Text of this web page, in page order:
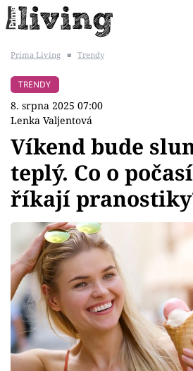
BYDLENÍ SLAVNÝCH
Témata
Bydlení
Zahrada
Design
Sledujte prima+
Přihlášení
Prima Living ■ Trendy
TRENDY
8. srpna 2025 07:00
Lenka Valjentová
Víkend bude
teplý. Co o
říkají